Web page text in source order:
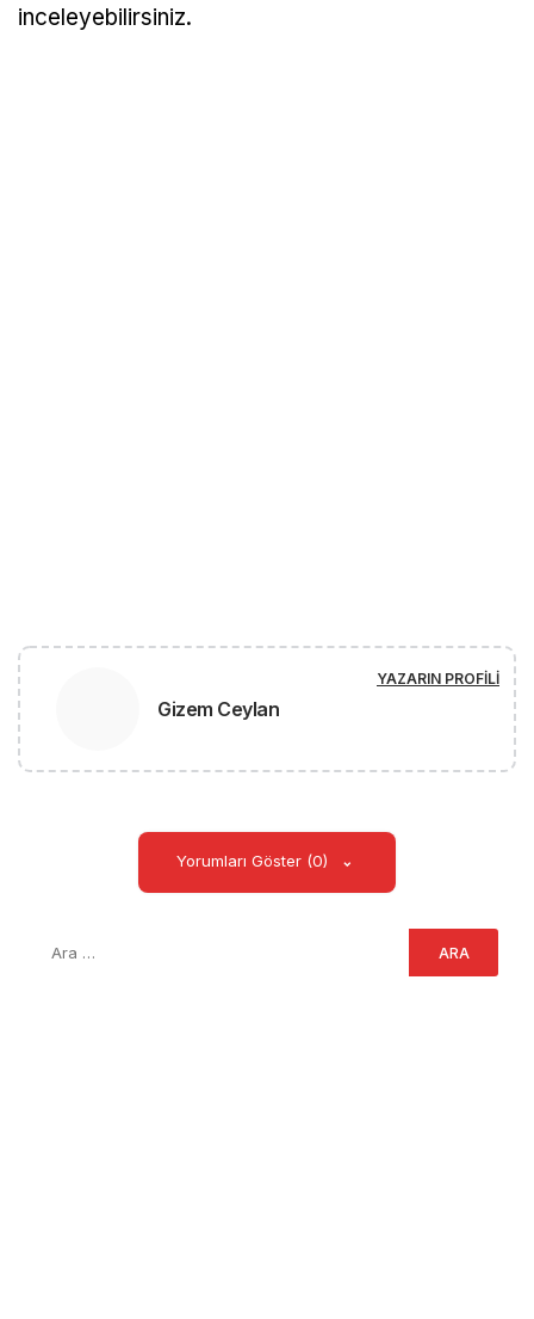
inceleyebilirsiniz.
Gizem Ceylan
YAZARIN PROFILI
Yorumları Göster (0)